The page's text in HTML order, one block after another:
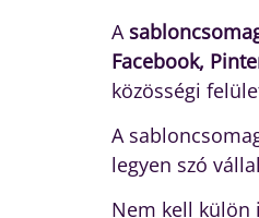
A
Facebook,
közösségi
A
legyen szó
Nem kell külön